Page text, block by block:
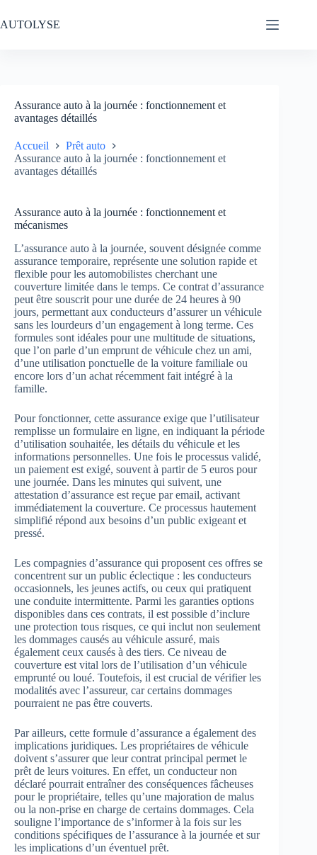
au
contenu
AUTOLYSE
Assurance auto à la journée : fonctionnement et
avantages détaillés
Accueil
Prêt auto
Assurance auto à la journée : fonctionnement et
avantages détaillés
Assurance auto à la journée : fonctionnement et
mécanismes
L’assurance auto à la journée, souvent désignée comme
assurance temporaire, représente une solution rapide et
flexible pour les automobilistes cherchant une
couverture limitée dans le temps. Ce contrat d’assurance
peut être souscrit pour une durée de 24 heures à 90
jours, permettant aux conducteurs d’assurer un véhicule
sans les lourdeurs d’un engagement à long terme. Ces
formules sont idéales pour une multitude de situations,
que l’on parle d’un emprunt de véhicule chez un ami,
d’une utilisation ponctuelle de la voiture familiale ou
encore lors d’un achat récemment fait intégré à la
famille.
Pour fonctionner, cette assurance exige que l’utilisateur
remplisse un formulaire en ligne, en indiquant la période
d’utilisation souhaitée, les détails du véhicule et les
informations personnelles. Une fois le processus validé,
un paiement est exigé, souvent à partir de 5 euros pour
une journée. Dans les minutes qui suivent, une
attestation d’assurance est reçue par email, activant
immédiatement la couverture. Ce processus hautement
simplifié répond aux besoins d’un public exigeant et
pressé.
Les compagnies d’assurance qui proposent ces offres se
concentrent sur un public éclectique : les conducteurs
occasionnels, les jeunes actifs, ou ceux qui pratiquent
une conduite intermittente. Parmi les garanties options
disponibles dans ces contrats, il est possible d’inclure
une protection tous risques, ce qui inclut non seulement
les dommages causés au véhicule assuré, mais
également ceux causés à des tiers. Ce niveau de
couverture est vital lors de l’utilisation d’un véhicule
emprunté ou loué. Toutefois, il est crucial de vérifier les
modalités avec l’assureur, car certains dommages
pourraient ne pas être couverts.
Par ailleurs, cette formule d’assurance a également des
implications juridiques. Les propriétaires de véhicule
doivent s’assurer que leur contrat principal permet le
prêt de leurs voitures. En effet, un conducteur non
déclaré pourrait entraîner des conséquences fâcheuses
pour le propriétaire, telles qu’une majoration de malus
ou la non-prise en charge de certains dommages. Cela
souligne l’importance de s’informer à la fois sur les
conditions spécifiques de l’assurance à la journée et sur
les implications d’un éventuel prêt.